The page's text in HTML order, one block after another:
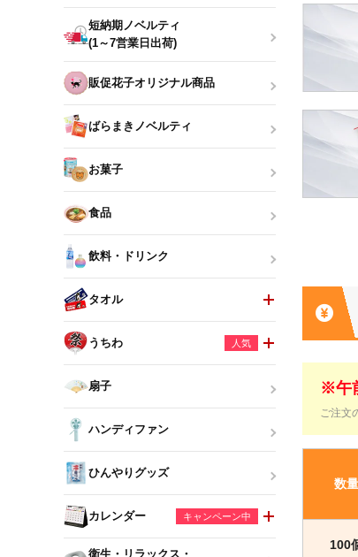
※午
ご注文
数量
100
短納期ノベルティ
(1～7営業日出荷)
販促花子オリジナル商品
ばらまきノベルティ
お菓子
食品
飲料・ドリンク
タオル
うちわ 人気
扇子
ハンディファン
ひんやりグッズ
カレンダー キャンペーン中